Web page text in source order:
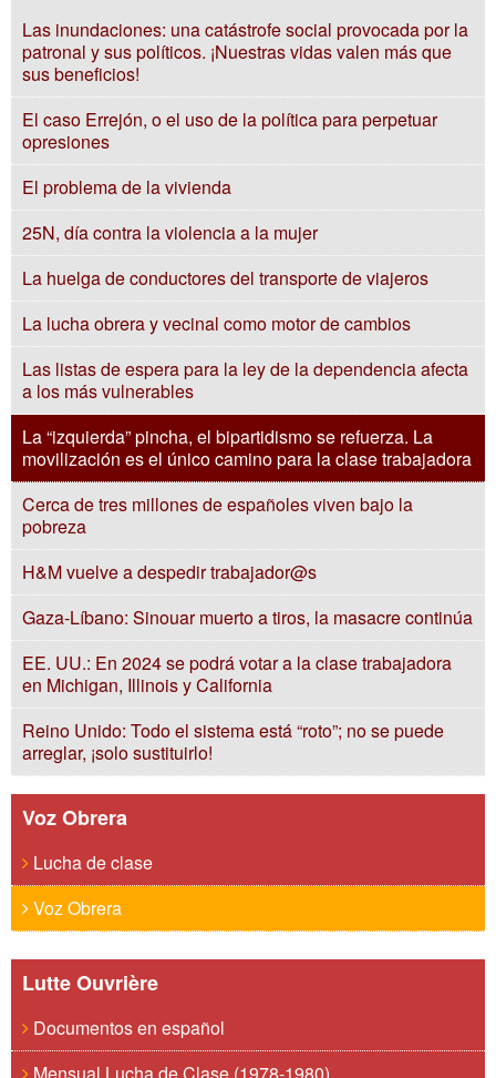
Las inundaciones: una catástrofe social provocada por la
patronal y sus políticos. ¡Nuestras vidas valen más que
sus beneficios!
El caso Errejón, o el uso de la política para perpetuar
opresiones
El problema de la vivienda
25N, día contra la violencia a la mujer
La huelga de conductores del transporte de viajeros
La lucha obrera y vecinal como motor de cambios
Las listas de espera para la ley de la dependencia afecta
a los más vulnerables
La “izquierda” pincha, el bipartidismo se refuerza. La
movilización es el único camino para la clase trabajadora
Cerca de tres millones de españoles viven bajo la
pobreza
H&M vuelve a despedir trabajador@s
Gaza-Líbano: Sinouar muerto a tiros, la masacre continúa
EE. UU.: En 2024 se podrá votar a la clase trabajadora
en Michigan, Illinois y California
Reino Unido: Todo el sistema está “roto”; no se puede
arreglar, ¡solo sustituirlo!
Voz Obrera
Lucha de clase
Voz Obrera
Lutte Ouvrière
Documentos en español